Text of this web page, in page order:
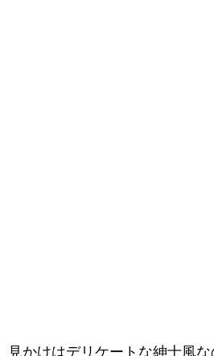
見かけはデリケートな紳士風